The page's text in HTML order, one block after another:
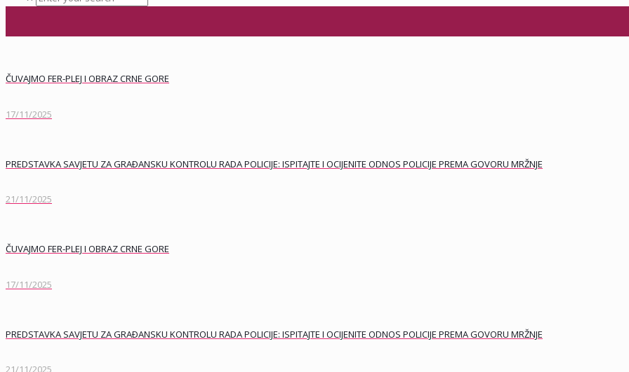
ČUVAJMO FER-PLEJ I OBRAZ CRNE GORE
17/11/2025
PREDSTAVKA SAVJETU ZA GRAÐANSKU KONTROLU RADA POLICIJE: ISPITAJTE I OCIJENITE ODNOS POLICIJE PREMA GOVORU MRŽNJE
21/11/2025
ČUVAJMO FER-PLEJ I OBRAZ CRNE GORE
17/11/2025
PREDSTAVKA SAVJETU ZA GRAÐANSKU KONTROLU RADA POLICIJE: ISPITAJTE I OCIJENITE ODNOS POLICIJE PREMA GOVORU MRŽNJE
21/11/2025